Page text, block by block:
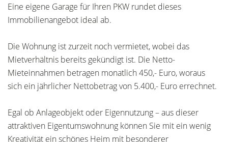
Eine eigene Garage für Ihren PKW rundet dieses
Immobilienangebot ideal ab.
Die Wohnung ist zurzeit noch vermietet, wobei das
Mietverhältnis bereits gekündigt ist. Die Netto-
Mieteinnahmen betragen monatlich 450,- Euro, woraus
sich ein jährlicher Nettobetrag von 5.400,- Euro errechnet.
Egal ob Anlageobjekt oder Eigennutzung – aus dieser
attraktiven Eigentumswohnung können Sie mit ein wenig
Kreativität ein schönes Heim mit besonderer